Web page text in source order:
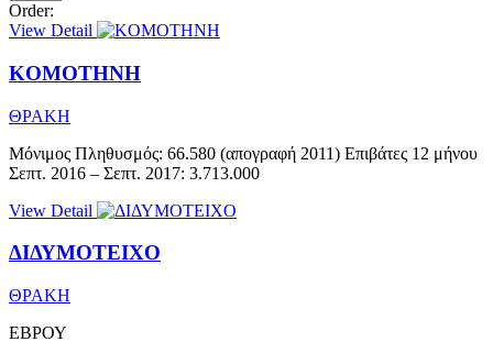
Order:
View Detail
KOMOTHNH
ΘΡΑΚΗ
Μόνιμος Πληθυσμός: 66.580 (απογραφή 2011) Επιβάτες 12 μήνου
Σεπτ. 2016 – Σεπτ. 2017: 3.713.000
View Detail
ΔΙΔΥΜΟΤΕΙΧΟ
ΘΡΑΚΗ
ΕΒΡΟΥ